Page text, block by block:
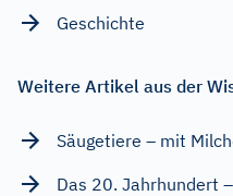
Geschichte
Weitere Artikel aus der
Säugetiere – mit
Das 20. Jahrhundert